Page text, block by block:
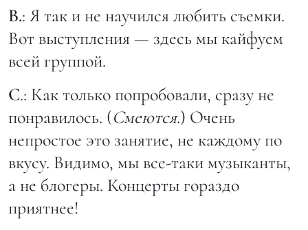
В.: Я так и не научился любить съемки.
Вот выступления — здесь мы кайфуем
всей группой.
С.: Как только попробовали, сразу не
понравилось. (Смеются.) Очень
непростое это занятие, не каждому по
вкусу. Видимо, мы все-таки музыканты,
а не блогеры. Концерты гораздо
приятнее!